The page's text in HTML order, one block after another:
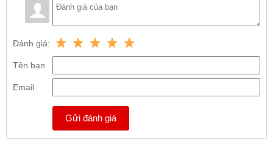
Đánh giá:
Tên bạn
Email
Gửi đánh giá